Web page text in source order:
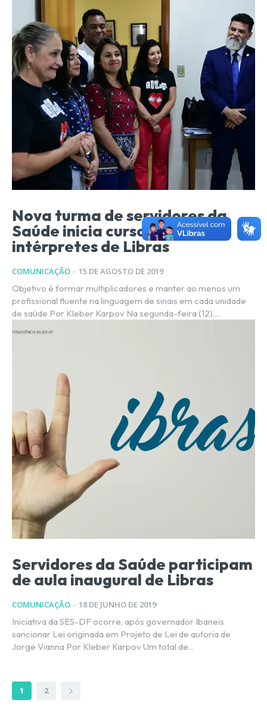
Nova turma de servidores da
Saúde inicia curso de
intérpretes de Libras
COMUNICAÇÃO - 15 DE AGOSTO DE 2019
Objetivo é formar multiplicadores e manter ao menos um
profissional fluente na linguagem de sinais em cada unidade
de saúde Por Kleber Karpov Na segunda-feira (12),...
Servidores da Saúde participam
de aula inaugural de Libras
COMUNICAÇÃO - 18 DE JUNHO DE 2019
Iniciativa da SES-DF ocorre, após governador Ibaneis
sancionar Lei originada em Projeto de Lei de autoria de
Jorge Vianna Por Kleber Karpov Um total de...
1 2